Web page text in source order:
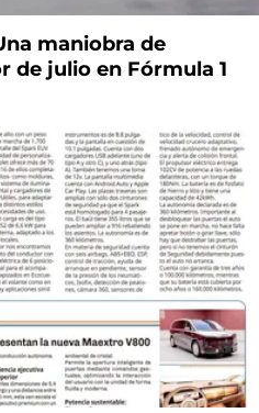
maniobra de
de julio en Fórmula 1